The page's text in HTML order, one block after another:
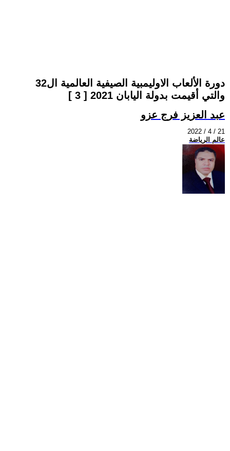
دورة الألعاب الاوليمبية الصيفية العالمية ال32
والتي أقيمت بدولة اليابان 2021 [ 3 ]
عبد العزيز فرج عزو
2022 / 4 / 21
عالم الرياضة